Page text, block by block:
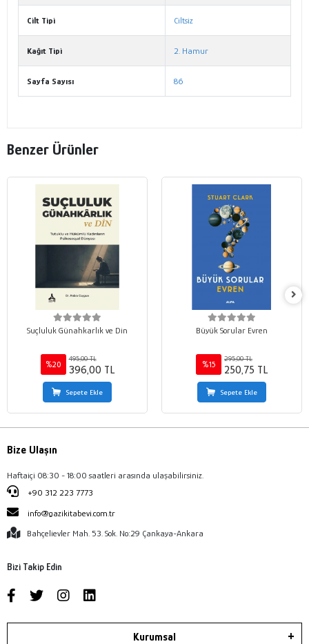
Cilt Tipi Ciltsiz
Kağıt Tipi 2. Hamur
Sayfa Sayısı 86
Benzer Ürünler
Suçluluk Günahkarlık ve Din
%20
495,00 TL
396,00 TL
Sepete Ekle
Büyük Sorular Evren
%15
295,00 TL
250,75 TL
Sepete Ekle
Bize Ulaşın
Haftaiçi 08:30 - 18:00 saatleri arasında ulaşabilirsiniz.
+90 312 223 7773
info@gazikitabevi.com.tr
Bahçelievler Mah. 53. Sok. No:29 Çankaya-Ankara
Bizi Takip Edin
Kurumsal